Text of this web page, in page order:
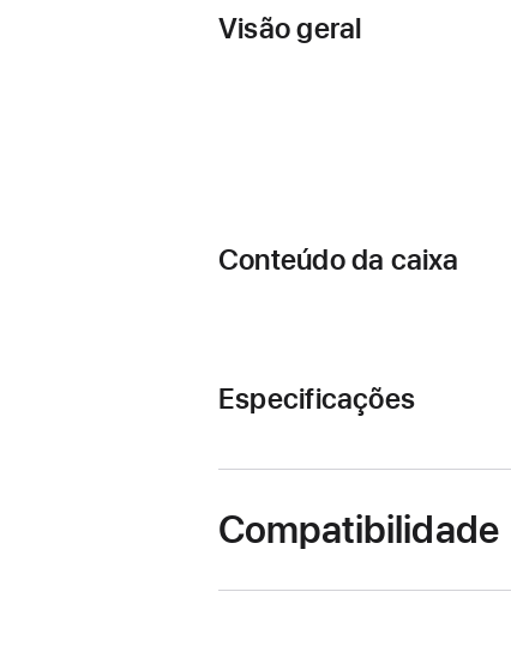
Visão geral
Conteúdo da caixa
Especificações
Compatibilidade